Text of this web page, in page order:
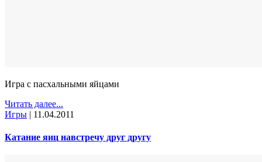
Игра с пасхальными яйцами
Читать далее...
Игры | 11.04.2011
Катание яиц навстречу друг другу